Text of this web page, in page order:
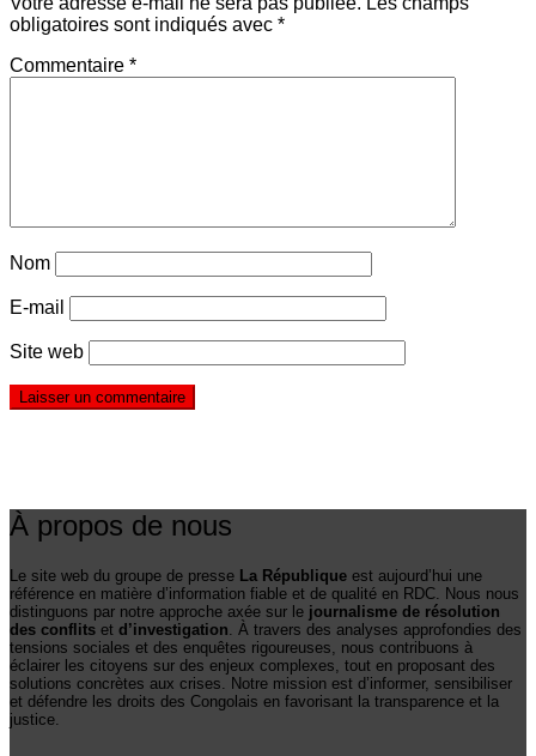
obligatoires sont indiqués avec *
Commentaire *
Nom
E-mail
Site web
À propos de nous
Le site web du groupe de presse La République est aujourd’hui une
référence en matière d’information fiable et de qualité en RDC. Nous nous
distinguons par notre approche axée sur le journalisme de résolution
des conflits et d’investigation . À travers des analyses approfondies des
tensions sociales et des enquêtes rigoureuses, nous contribuons à
éclairer les citoyens sur des enjeux complexes, tout en proposant des
solutions concrètes aux crises. Notre mission est d’informer, sensibiliser
et défendre les droits des Congolais en favorisant la transparence et la
justice.